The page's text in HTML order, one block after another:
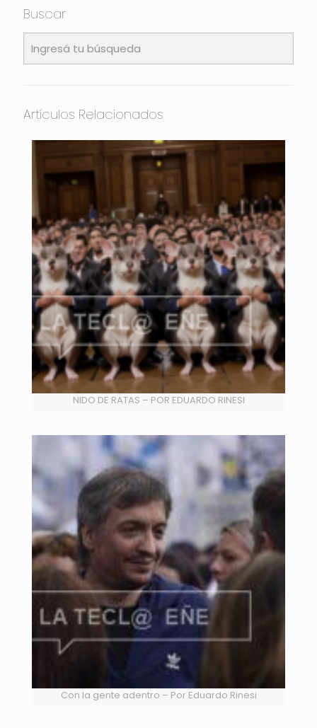
Buscar
Artículos Relacionados
NIDO DE RATAS – POR EDUARDO RINESI
Con la gente adentro – Por Eduardo Rinesi